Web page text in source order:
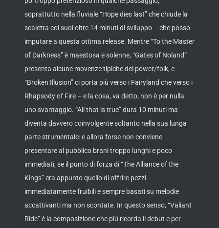
soprattutto nella fluviale “Hope dies last” che chiude la
scaletta coi suoi oltre 14 minuti di sviluppo – che posso
imputare a questa ottima release. Mentre “To the Master
of Darkness” è maestosa e solenne, “Gates of Noland”
presenta alcune movenze tipiche del power/folk, e
“Broken Illusion” ci porta più verso i Fairyland che verso i
Rhapsody of Fire – e la cosa, va detto, non è per nulla
uno svantaggio. “All that is true” dura 10 minuti ma
diventa davvero coinvolgente soltanto nella sua lunga
parte strumentale: e allora forse non conviene
presentare al pubblico brani troppo lunghi e poco
immediati, se il punto di forza di “The Alliance of the
Kings” era appunto quello di offrire pezzi
immediatamente fruibili e sempre basati su melodie
accattivanti ma non scontate. In questo senso, “Valiant
Ride” è la composizione che più ricorda il debut e per